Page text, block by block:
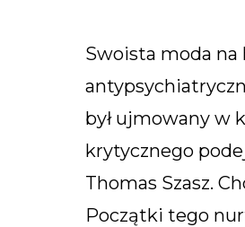
Swoista moda
był ujmowany w
krytycznego
Thomas Szasz.
Początki tego